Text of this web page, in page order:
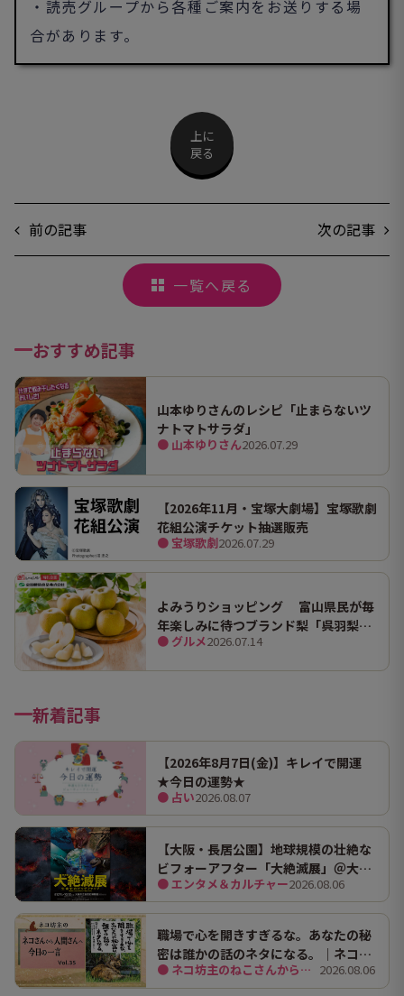
・読売グループから各種ご案内をお送りする場
合があります。
上に
戻る
前の記事 次の記事
一覧へ戻る
おすすめ記事
山本ゆりさんのレシピ「止まらないツ
ナトマトサラダ」
● 山本ゆりさん2026.07.29
【2026年11月・宝塚大劇場】宝塚歌劇
花組公演チケット抽選販売
● 宝塚歌劇2026.07.29
よみうりショッピング 富山県民が毎
年楽しみに待つブランド梨「呉羽梨
（幸水）」限定100箱を特別販売！
● グルメ2026.07.14
新着記事
【2026年8月7日(金)】キレイで開運
★今日の運勢★
● 占い2026.08.07
【大阪・長居公園】地球規模の壮絶な
ビフォーアフター「大絶滅展」＠大阪
市立自然史博物館
● エンタメ＆カルチャー2026.08.06
職場で心を開きすぎるな。あなたの秘
密は誰かの話のネタになる。｜ネコ坊
主の今日の一言 Vol.35● ネコ坊主のねこさんから人間さんへ今日の一言 2026.08.06